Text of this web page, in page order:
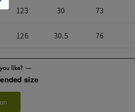
123 30 73
126 30.5 76
size